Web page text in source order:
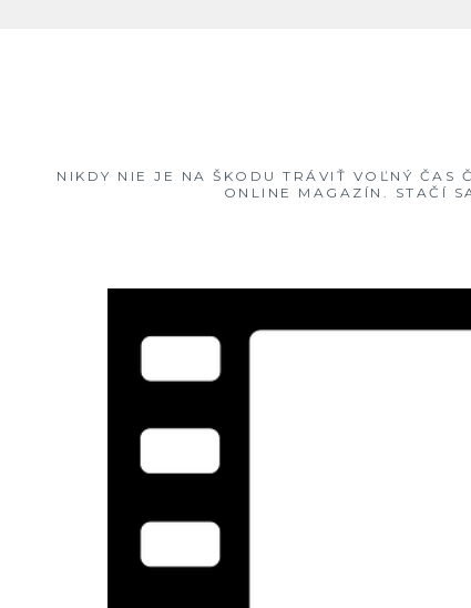
NIKDY NIE JE NA ŠKODU TRÁVIŤ VOĽNÝ ČAS
ONLINE MAGAZÍN. STAČÍ